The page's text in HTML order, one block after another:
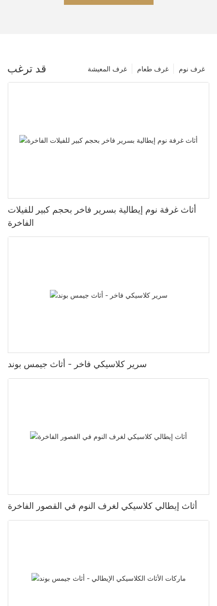
قد ترغب غرف نوم غرف طعام غرف المعيشة
أثاث غرفة نوم إيطالية بسرير فاخر بحجم كبير للفيلات
الفاخرة
سرير كلاسيكي فاخر - أثاث جيمس بوند
أثاث إيطالي كلاسيكي لغرف النوم في القصور الفاخرة